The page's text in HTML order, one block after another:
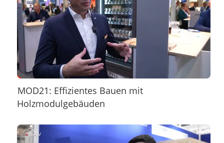
MOD21: Effizientes Bauen mit
Holzmodulgebäuden